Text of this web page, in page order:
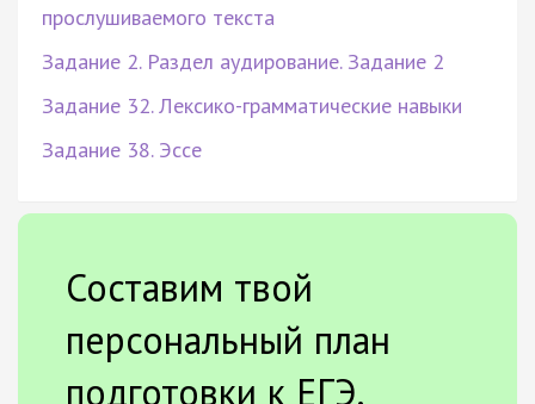
прослушиваемого текста
Задание 2. Раздел аудирование. Задание 2
Задание 32. Лексико-грамматические навыки
Задание 38. Эссе
Составим твой
персональный план
подготовки к ЕГЭ.